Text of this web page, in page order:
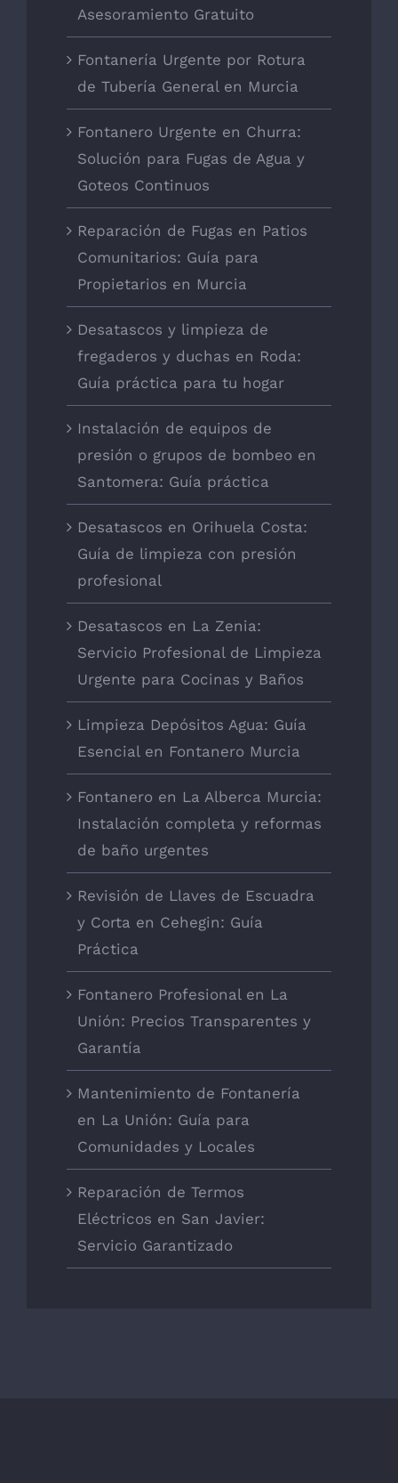
Asesoramiento Gratuito
Fontanería Urgente por Rotura
de Tubería General en Murcia
Fontanero Urgente en Churra:
Solución para Fugas de Agua y
Goteos Continuos
Reparación de Fugas en Patios
Comunitarios: Guía para
Propietarios en Murcia
Desatascos y limpieza de
fregaderos y duchas en Roda:
Guía práctica para tu hogar
Instalación de equipos de
presión o grupos de bombeo en
Santomera: Guía práctica
Desatascos en Orihuela Costa:
Guía de limpieza con presión
profesional
Desatascos en La Zenia:
Servicio Profesional de Limpieza
Urgente para Cocinas y Baños
Limpieza Depósitos Agua: Guía
Esencial en Fontanero Murcia
Fontanero en La Alberca Murcia:
Instalación completa y reformas
de baño urgentes
Revisión de Llaves de Escuadra
y Corta en Cehegin: Guía
Práctica
Fontanero Profesional en La
Unión: Precios Transparentes y
Garantía
Mantenimiento de Fontanería
en La Unión: Guía para
Comunidades y Locales
Reparación de Termos
Eléctricos en San Javier:
Servicio Garantizado